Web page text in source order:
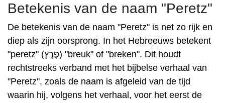
Betekenis van de naam "Peretz"
De betekenis van de naam "Peretz" is net zo rijk en
diep als zijn oorsprong. In het Hebreeuws betekent
"peretz" (פֶרֶץ) "breuk" of "breken". Dit houdt
rechtstreeks verband met het bijbelse verhaal van
"Peretz", zoals de naam is afgeleid van de tijd
waarin hij, volgens het verhaal, voor het eerst de